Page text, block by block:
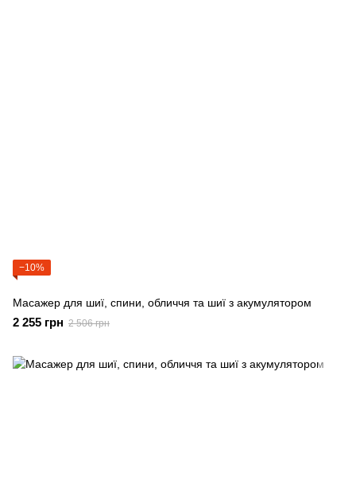
−10%
Масажер для шиї, спини, обличчя та шиї з акумулятором
2 255 грн 2 506 грн